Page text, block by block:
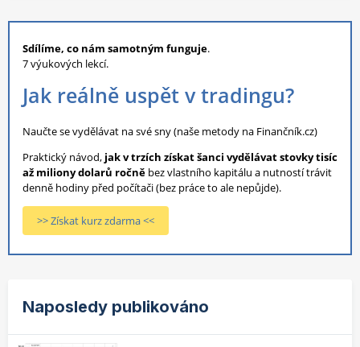
Sdílíme, co nám samotným funguje.
7 výukových lekcí.
Jak reálně uspět v tradingu?
Naučte se vydělávat na své sny (naše metody na Finančník.cz)
Praktický návod, jak v trzích získat šanci vydělávat stovky tisíc
až miliony dolarů ročně bez vlastního kapitálu a nutností trávit
denně hodiny před počítači (bez práce to ale nepůjde).
>> Získat kurz zdarma <<
Naposledy publikováno